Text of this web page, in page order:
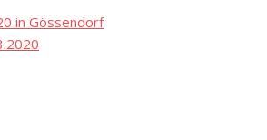
in Gössendorf